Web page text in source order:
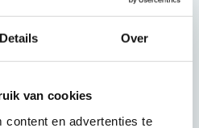
Details Over
van cookies
content en advertenties te